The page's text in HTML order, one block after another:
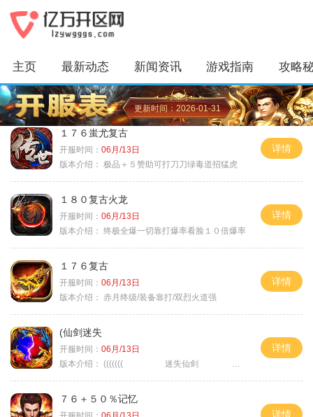
主页 最新动态 新闻资讯 游戏指南 攻略
更新时间：2026-01-31
１７６蚩尤复古
开服时间： 06月/13日
版本介绍： 极品＋５赞助可打刀刀绿毒道招猛虎
详情
１８０复古火龙
开服时间： 06月/13日
版本介绍： 终极全爆一切靠打爆率看脸１０倍爆率
详情
１７６复古
开服时间： 06月/13日
版本介绍： 赤月终级/装备靠打/双烈火道强
详情
(仙剑迷失
开服时间： 06月/13日
版本介绍： ((((((( 迷失仙剑 )))))
详情
７６＋５０％记忆
详情